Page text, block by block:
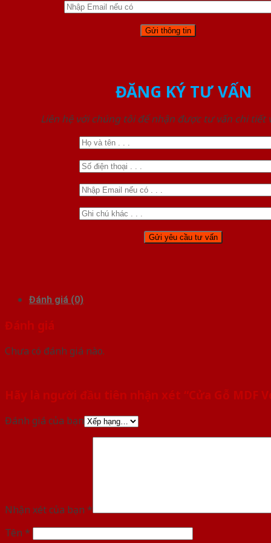
ĐĂNG KÝ TƯ VẤN
Liên hệ với chúng tôi để nhận được tư vấn chi tiết
Đánh giá (0)
Đánh giá
Chưa có đánh giá nào.
Hãy là người đầu tiên nhận xét “Cửa Gỗ MDF
Đánh giá của bạn
Nhận xét của bạn *
Tên *